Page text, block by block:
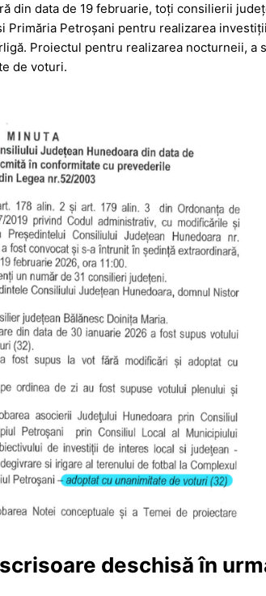
din data de 19 februarie, toți consilierii
Primăria Petroșani pentru realizarea
Proiectul pentru realizarea nocturneii, a
de voturi.
deschisă în